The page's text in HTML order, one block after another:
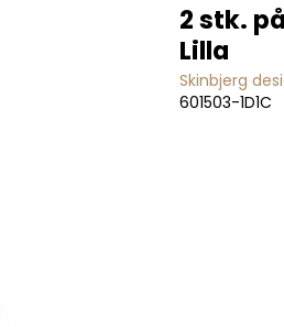
2 stk.
Lilla
Skinbjerg
601503-1D1C